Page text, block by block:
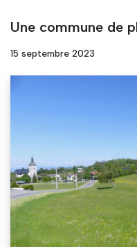
Une commune de
15 septembre 2023